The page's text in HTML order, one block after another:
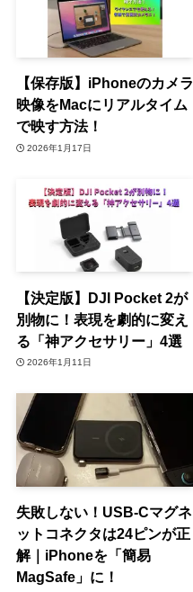
【保存版】iPhoneのカメラ
映像をMacにリアルタイム
で映す方法！
2026年1月17日
【決定版】DJI Pocket 2が
別物に！表現を劇的に変え
る「神アクセサリー」4選
2026年1月11日
失敗しない！USB-Cマグネ
ットコネクタは24ピンが正
解｜iPhoneを「簡易
MagSafe」に！